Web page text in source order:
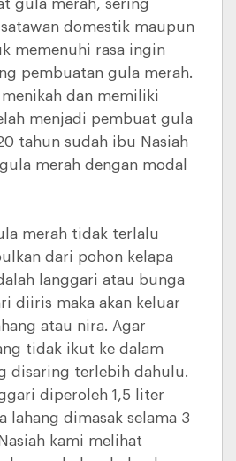
gula merah, sering
domestik maupun
memenuhi rasa ingin
pembuatan gula merah.
dan memiliki
menjadi pembuat gula
tahun sudah ibu Nasiah
merah dengan modal
merah tidak terlalu
dari pohon kelapa
langgari atau bunga
diiris maka akan keluar
atau nira. Agar
tidak ikut ke dalam
disaring terlebih dahulu.
diperoleh 1,5 liter
lahang dimasak selama 3
kami melihat